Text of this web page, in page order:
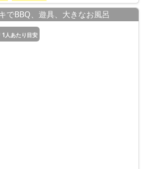
でBBQ、遊具、大きなお風呂
1人あたり目安